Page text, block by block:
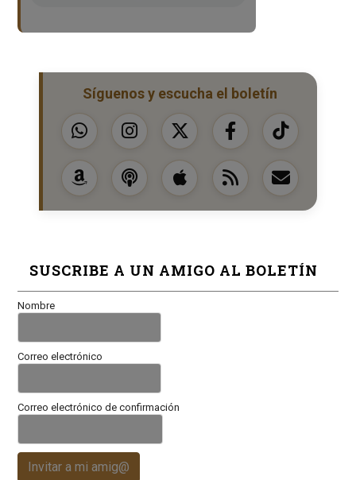
Síguenos y escucha el boletín
SUSCRIBE A UN AMIGO AL BOLETÍN
Nombre
Correo electrónico
Correo electrónico de confirmación
Invitar a mi amig@